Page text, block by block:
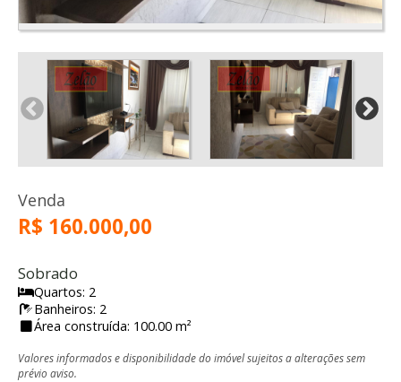
Venda
R$ 160.000,00
Sobrado
Quartos: 2
Banheiros: 2
Área construída: 100.00 m²
Valores informados e disponibilidade do imóvel sujeitos a alterações sem
prévio aviso.